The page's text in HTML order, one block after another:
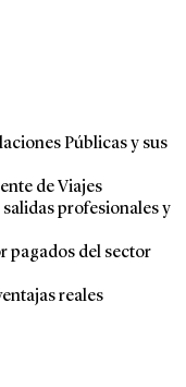
Públicas y sus
de Viajes
profesionales y
pagados del sector
reales